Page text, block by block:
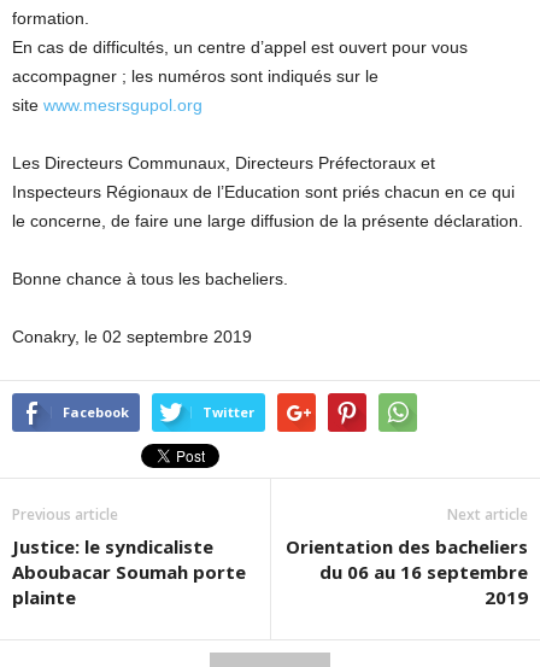
formation.
En cas de difficultés, un centre d’appel est ouvert pour vous
accompagner ; les numéros sont indiqués sur le
site www.mesrsgupol.org
Les Directeurs Communaux, Directeurs Préfectoraux et
Inspecteurs Régionaux de l’Education sont priés chacun en ce qui
le concerne, de faire une large diffusion de la présente déclaration.
Bonne chance à tous les bacheliers.
Conakry, le 02 septembre 2019
Facebook Twitter
Previous article
Justice: le syndicaliste
Aboubacar Soumah porte
plainte
Next article
Orientation des bacheliers
du 06 au 16 septembre
2019